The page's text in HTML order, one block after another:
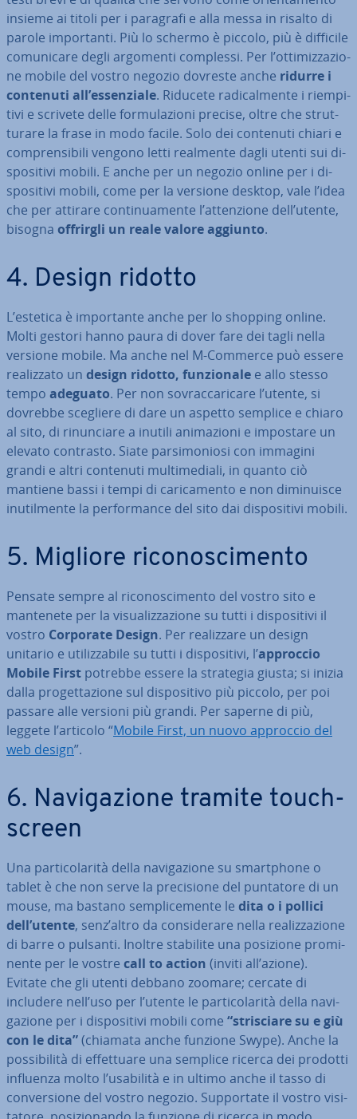
insieme ai titoli per i paragrafi e alla messa in risalto di
parole im­por­tan­ti. Più lo schermo è piccolo, più è difficile
co­mu­ni­ca­re degli argomenti complessi. Per l’ot­ti­miz­za­zio­
ne mobile del vostro negozio dovreste anche ridurre i
contenuti all’es­sen­zia­le. Riducete ra­di­cal­men­te i riem­pi­
ti­vi e scrivete delle for­mu­la­zio­ni precise, oltre che strut­
tu­ra­re la frase in modo facile. Solo dei contenuti chiari e
com­pren­si­bi­li vengono letti realmente dagli utenti sui di­
spo­si­ti­vi mobili. E anche per un negozio online per i di­
spo­si­ti­vi mobili, come per la versione desktop, vale l’idea
che per attirare con­ti­nua­men­te l’at­ten­zio­ne dell’utente,
bisogna offrirgli un reale valore aggiunto.
4. Design ridotto
L’estetica è im­por­tan­te anche per lo shopping online.
Molti gestori hanno paura di dover fare dei tagli nella
versione mobile. Ma anche nel M-Commerce può essere
rea­liz­za­to un design ridotto, fun­zio­na­le e allo stesso
tempo adeguato. Per non so­vrac­ca­ri­ca­re l’utente, si
dovrebbe scegliere di dare un aspetto semplice e chiaro
al sito, di ri­nun­cia­re a inutili ani­ma­zio­ni e impostare un
elevato contrasto. Siate par­si­mo­nio­si con immagini
grandi e altri contenuti mul­ti­me­dia­li, in quanto ciò
mantiene bassi i tempi di ca­ri­ca­men­to e non di­mi­nui­sce
inu­til­men­te la per­for­man­ce del sito dai di­spo­si­ti­vi mobili.
5. Migliore ri­co­no­sci­men­to
Pensate sempre al ri­co­no­sci­men­to del vostro sito e
mantenete per la vi­sua­liz­za­zio­ne su tutti i di­spo­si­ti­vi il
vostro Corporate Design. Per rea­liz­za­re un design
unitario e uti­liz­za­bi­le su tutti i di­spo­si­ti­vi, l’approccio
Mobile First potrebbe essere la strategia giusta; si inizia
dalla pro­get­ta­zio­ne sul di­spo­si­ti­vo più piccolo, per poi
passare alle versioni più grandi. Per saperne di più,
leggete l’articolo “Mobile First, un nuovo approccio del
web design”.
6. Na­vi­ga­zio­ne tramite tou­ch­
screen
Una par­ti­co­la­ri­tà della na­vi­ga­zio­ne su smart­pho­ne o
tablet è che non serve la pre­ci­sio­ne del puntatore di un
mouse, ma bastano sem­pli­ce­men­te le dita o i pollici
dell’utente, senz’altro da con­si­de­ra­re nella rea­liz­za­zio­ne
di barre o pulsanti. Inoltre stabilite una posizione pro­mi­
nen­te per le vostre call to action (inviti all’azione).
Evitate che gli utenti debbano zoomare; cercate di
includere nell’uso per l’utente le par­ti­co­la­ri­tà della na­vi­
ga­zio­ne per i di­spo­si­ti­vi mobili come “stri­scia­re su e giù
con le dita”(chiamata anche funzione Swype). Anche la
pos­si­bi­li­tà di ef­fet­tua­re una semplice ricerca dei prodotti
influenza molto l’usabilità e in ultimo anche il tasso di
con­ver­sio­ne del vostro negozio. Sup­por­ta­te il vostro vi­si­